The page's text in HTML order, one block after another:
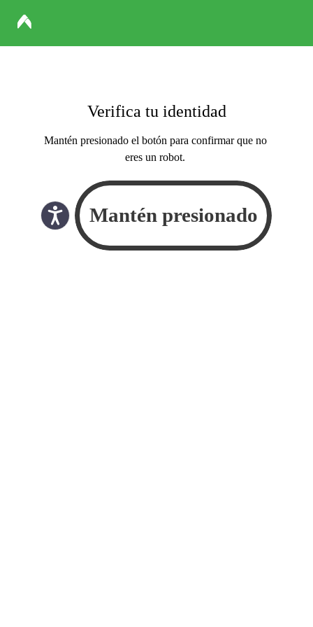
Verifica tu identidad
Mantén presionado el botón para confirmar que no
eres un robot.